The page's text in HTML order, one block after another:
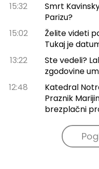
15:32
Smrt
Parizu?
15:02
Želite videti
Tukaj je
13:22
Ste vedeli?
zgodovine
12:48
Katedral
Praznik
brezplačni